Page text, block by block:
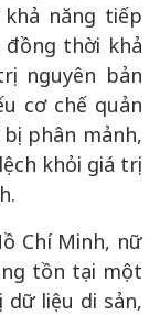
năng tiếp
đồng thời khả
nguyên bản
cơ chế quản
phân mảnh,
khỏi giá trị
Chí Minh, nữ
tồn tại một
liệu di sản,